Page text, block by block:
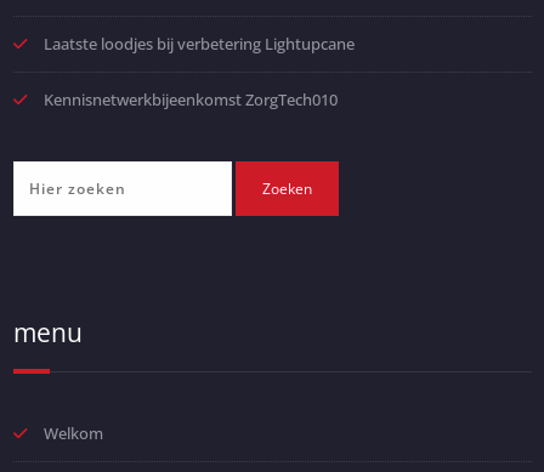
Laatste loodjes bij verbetering Lightupcane
Kennisnetwerkbijeenkomst ZorgTech010
menu
Welkom